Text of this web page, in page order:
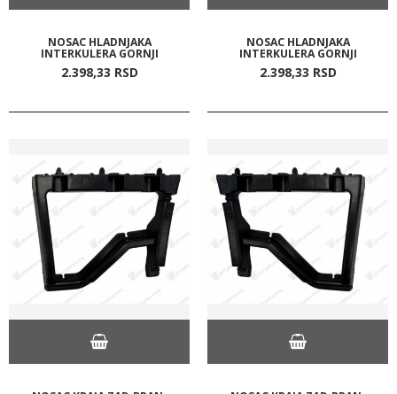
NOSAC HLADNJAKA
INTERKULERA GORNJI
2.398,33 RSD
NOSAC HLADNJAKA
INTERKULERA GORNJI
2.398,33 RSD